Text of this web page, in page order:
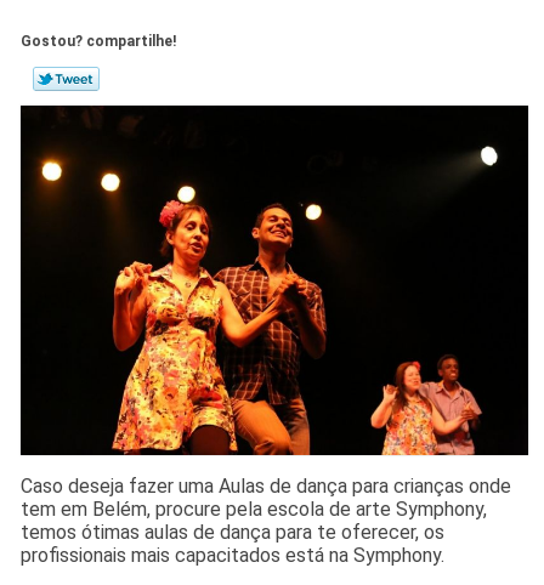
Gostou? compartilhe!
Caso deseja fazer uma Aulas de dança para crianças onde
tem em Belém, procure pela escola de arte Symphony,
temos ótimas aulas de dança para te oferecer, os
profissionais mais capacitados está na Symphony.